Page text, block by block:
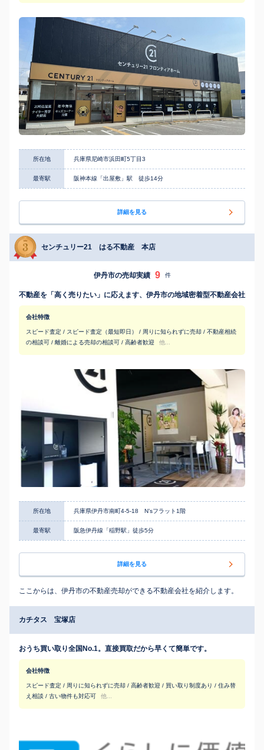
所在地 兵庫県尼崎市浜田町5丁目3
最寄駅 阪神本線「出屋敷」駅 徒歩14分
詳細を見る
センチュリー21 はる不動産 本店
伊丹市の売却実績 9 件
不動産を「高く売りたい」に応えます、伊丹市の地域密着型不動産会社
会社特徴
スピード査定 / スピード査定（最短即日） / 周りに知られずに売却 / 不動産相続
の相談可 / 離婚による売却の相談可 / 高齢者歓迎
他...
所在地 兵庫県伊丹市南町4-5-18 N’sフラット1階
最寄駅 阪急伊丹線「稲野駅」徒歩5分
詳細を見る
ここからは、伊丹市の不動産売却ができる不動産会社を紹介します。
カチタス 宝塚店
おうち買い取り全国No.1。直接買取だから早くて簡単です。
会社特徴
スピード査定 / 周りに知られずに売却 / 高齢者歓迎 / 買い取り制度あり / 住み替
え相談 / 古い物件も対応可
他...